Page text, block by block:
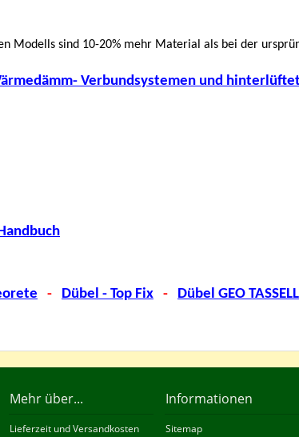
Modells sind 10-20% mehr Material als bei der
Verbundsystemen und
- Dübel - Top Fix - Dübel GEO
Mehr über...
Lieferzeit und Versandkosten
Informationen
Sitemap